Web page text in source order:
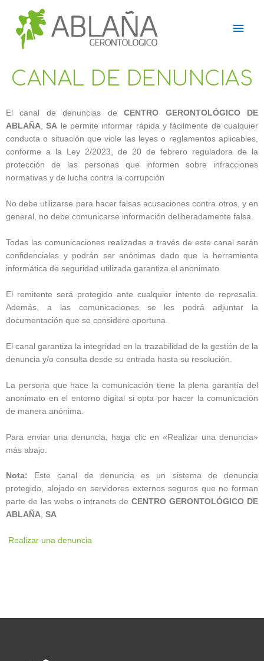
contenido
CANAL DE DENUNCIAS
El canal de denuncias deCENTRO GERONTOLÓGICO DE
ABLAÑA,SA le permite informar rápida y fácilmente de cualquier
conducta o situación que viole las leyes o reglamentos aplicables,
conforme a la Ley 2/2023, de 20 de febrero reguladora de la
protección de las personas que informen sobre infracciones
normativas y de lucha contra la corrupción
No debe utilizarse para hacer falsas acusaciones contra otros, y en
general, no debe comunicarse información deliberadamente falsa.
Todas las comunicaciones realizadas a través de este canal serán
confidenciales y podrán ser anónimas dado que la herramienta
informática de seguridad utilizada garantiza el anonimato.
El remitente será protegido ante cualquier intento de represalia.
Además, a las comunicaciones se les podrá adjuntar la
documentación que se considere oportuna.
El canal garantiza la integridad en la trazabilidad de la gestión de la
denuncia y/o consulta desde su entrada hasta su resolución.
La persona que hace la comunicación tiene la plena garantía del
anonimato en el entorno digital si opta por hacer la comunicación
de manera anónima.
Para enviar una denuncia, haga clic en «Realizar una denuncia»
más abajo.
Nota: Este canal de denuncia es un sistema de denuncia
protegido, alojado en servidores externos seguros que no forman
parte de las webs o intranets deCENTRO GERONTOLÓGICO DE
ABLAÑA, SA
Realizar una denuncia